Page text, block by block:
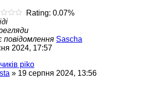
Rating: 0.07%
Sascha
2024, 17:57
piko
» 19 серпня 2024, 13:56